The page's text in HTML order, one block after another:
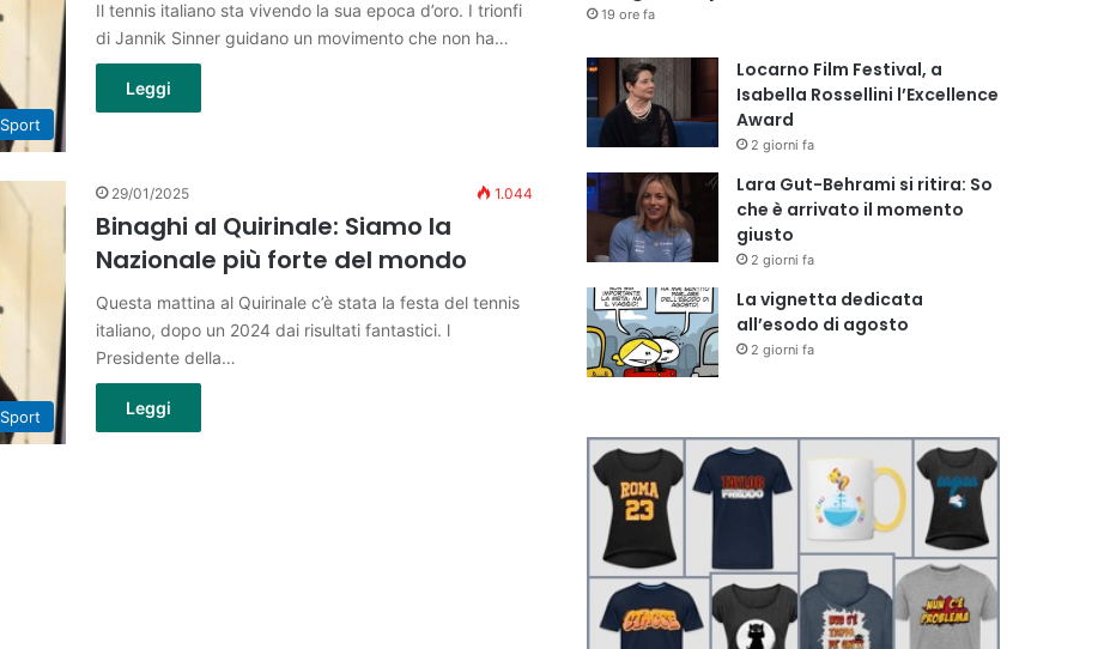
Sport
Il tennis italiano sta vivendo la sua epoca d’oro. I trionfi
di Jannik Sinner guidano un movimento che non ha…
Leggi
Sport
29/01/2025 1.044
Binaghi al Quirinale: Siamo la
Nazionale più forte del mondo
Questa mattina al Quirinale c’è stata la festa del tennis
italiano, dopo un 2024 dai risultati fantastici. l
Presidente della…
Leggi
19 ore fa
Locarno Film Festival, a
Isabella Rossellini l’Excellence
Award
2 giorni fa
Lara Gut-Behrami si ritira: So
che è arrivato il momento
giusto
2 giorni fa
La vignetta dedicata
all’esodo di agosto
2 giorni fa